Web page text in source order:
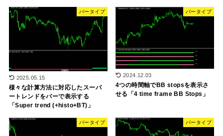
バータイプ
2025.05.15
様々な計算方法に対応したスーパ
ートレンドをバーで表示する
「Super trend (+histo+BT)」
バータイプ
2024.12.03
4つの時間軸でBB stopsを表示さ
せる「4 time frame BB Stops」
バータイプ バータイプ